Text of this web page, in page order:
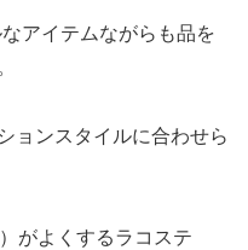
アイテムながらも品を
ョンスタイルに合わせら
がよくするラコステ